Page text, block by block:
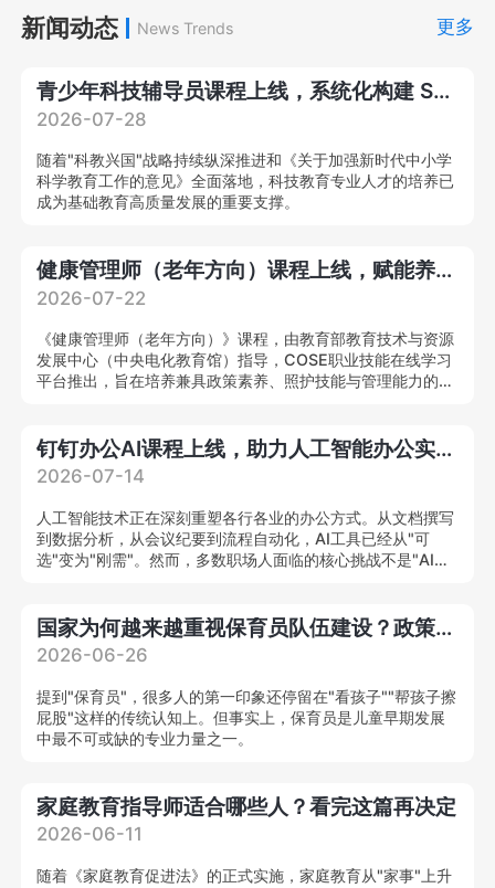
项，在A&HCI、CSSCI、
北大中文核心等刊物发表
专家、中国体育科学学会
会员，主持及参与教育部
育大学学报等发表核心期
刊论文10余篇。
各类学术论文20余篇；作
学体育学院，专任教师，
评审专家，中国体育教练
员杂志审稿专家。
新闻动态 News Trends 更多
青少年科技辅导员课程上线，系统化构建 STEM 专业教学能力
2026-07-28
随着"科教兴国"战略持续纵深推进和《关于加强新时代中小学
科学教育工作的意见》全面落地，科技教育专业人才的培养已
成为基础教育高质量发展的重要支撑。
健康管理师（老年方向）课程上线，赋能养老产业专业化提质升级！
2026-07-22
《健康管理师（老年方向）》课程，由教育部教育技术与资源
发展中心（中央电化教育馆）指导，COSE职业技能在线学习
平台推出，旨在培养兼具政策素养、照护技能与管理能力的复
钉钉办公AI课程上线，助力人工智能办公实战人才培养
2026-07-14
人工智能技术正在深刻重塑各行各业的办公方式。从文档撰写
到数据分析，从会议纪要到流程自动化，AI工具已经从"可
选"变为"刚需"。然而，多数职场人面临的核心挑战不是"AI能
国家为何越来越重视保育员队伍建设？政策解读来了
2026-06-26
提到"保育员"，很多人的第一印象还停留在"看孩子""帮孩子擦
屁股"这样的传统认知上。但事实上，保育员是儿童早期发展
中最不可或缺的专业力量之一。
家庭教育指导师适合哪些人？看完这篇再决定
2026-06-11
随着《家庭教育促进法》的正式实施，家庭教育从"家事"上升